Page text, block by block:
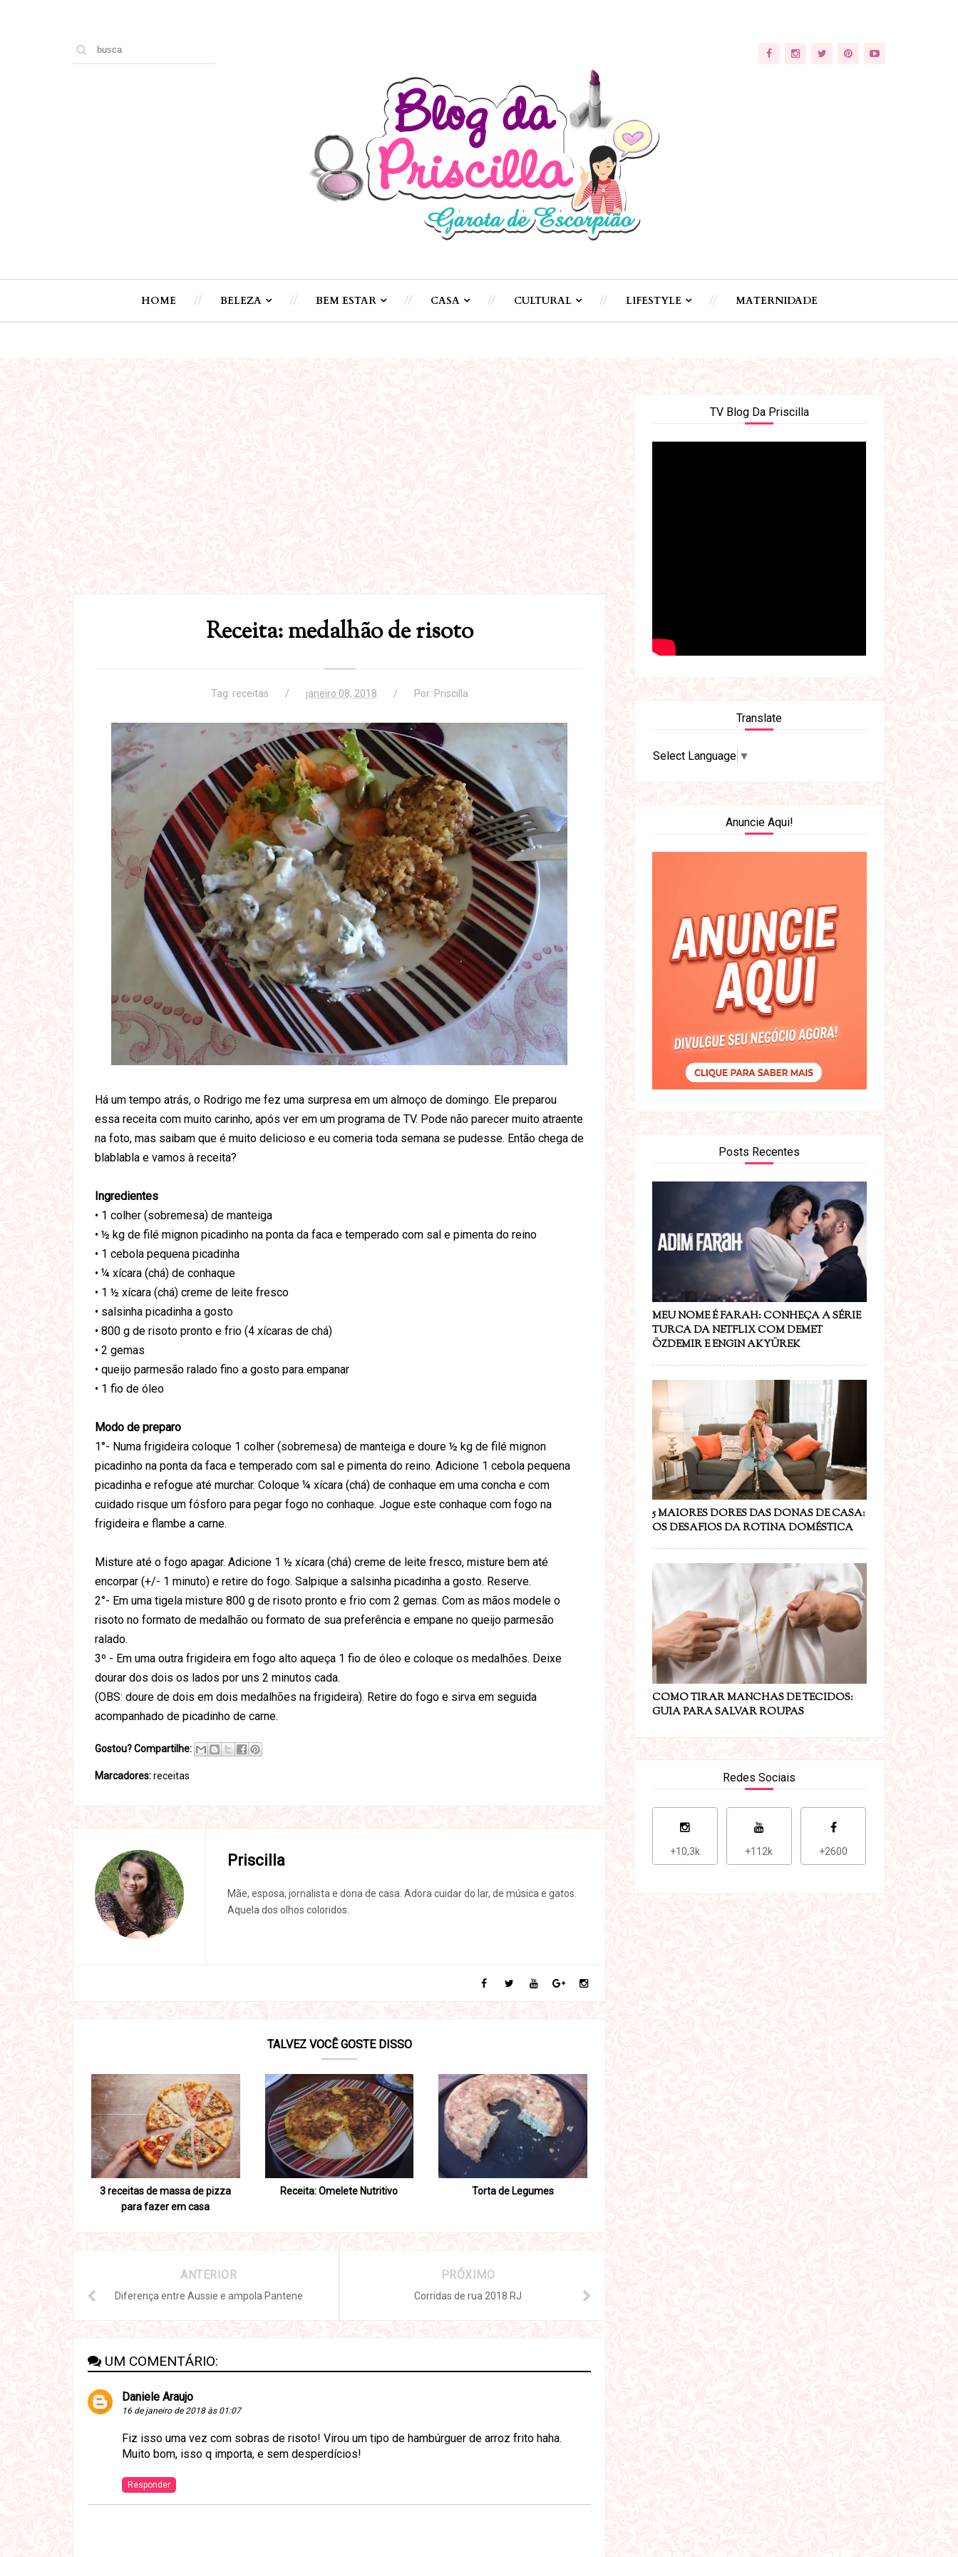
HOME BELEZA BEM ESTAR CASA CULTURAL LIFESTYLE MATERNIDADE
Receita: medalhão de risoto
Tag: receitas janeiro 08, 2018 Por: Priscilla
Há um tempo atrás, o Rodrigo me fez uma surpresa em um almoço de domingo. Ele preparou
essa receita com muito carinho, após ver em um programa de TV. Pode não parecer muito atraente
na foto, mas saibam que é muito delicioso e eu comeria toda semana se pudesse. Então chega de
blablabla e vamos à receita?
Ingredientes
• 1 colher (sobremesa) de manteiga
• ½ kg de filé mignon picadinho na ponta da faca e temperado com sal e pimenta do reino
• 1 cebola pequena picadinha
• ¼ xícara (chá) de conhaque
• 1 ½ xícara (chá) creme de leite fresco
• salsinha picadinha a gosto
• 800 g de risoto pronto e frio (4 xícaras de chá)
• 2 gemas
• queijo parmesão ralado fino a gosto para empanar
• 1 fio de óleo
Modo de preparo
1°- Numa frigideira coloque 1 colher (sobremesa) de manteiga e doure ½ kg de filé mignon
picadinho na ponta da faca e temperado com sal e pimenta do reino. Adicione 1 cebola pequena
picadinha e refogue até murchar. Coloque ¼ xícara (chá) de conhaque em uma concha e com
cuidado risque um fósforo para pegar fogo no conhaque. Jogue este conhaque com fogo na
frigideira e flambe a carne.
Misture até o fogo apagar. Adicione 1 ½ xícara (chá) creme de leite fresco, misture bem até
encorpar (+/- 1 minuto) e retire do fogo. Salpique a salsinha picadinha a gosto. Reserve.
2°- Em uma tigela misture 800 g de risoto pronto e frio com 2 gemas. Com as mãos modele o
risoto no formato de medalhão ou formato de sua preferência e empane no queijo parmesão
ralado.
3º - Em uma outra frigideira em fogo alto aqueça 1 fio de óleo e coloque os medalhões. Deixe
dourar dos dois os lados por uns 2 minutos cada.
(OBS: doure de dois em dois medalhões na frigideira). Retire do fogo e sirva em seguida
acompanhado de picadinho de carne.
Gostou? Compartilhe:
Marcadores:receitas
Priscilla
Mãe, esposa, jornalista e dona de casa. Adora cuidar do lar, de música e gatos.
Aquela dos olhos coloridos.
TALVEZ VOCÊ GOSTE DISSO
3 receitas de massa de pizza
para fazer em casa
Receita: Omelete Nutritivo Torta de Legumes
PRÓXIMO
Corridas de rua 2018 RJ
ANTERIOR
Diferença entre Aussie e ampola Pantene
UM COMENTÁRIO:
Daniele Araujo
16 de janeiro de 2018 às 01:07
Fiz isso uma vez com sobras de risoto! Virou um tipo de hambúrguer de arroz frito haha.
Muito bom, isso q importa, e sem desperdícios!
Responder
TV Blog Da Priscilla
Translate
Select Language ▼
Anuncie Aqui!
Posts Recentes
MEU NOME É FARAH: CONHEÇA A SÉRIE
TURCA DA NETFLIX COM DEMET
ÖZDEMIR E ENGIN AKYÜREK
5 MAIORES DORES DAS DONAS DE CASA:
OS DESAFIOS DA ROTINA DOMÉSTICA
COMO TIRAR MANCHAS DE TECIDOS:
GUIA PARA SALVAR ROUPAS
Redes Sociais
+10,3k +112k +2600